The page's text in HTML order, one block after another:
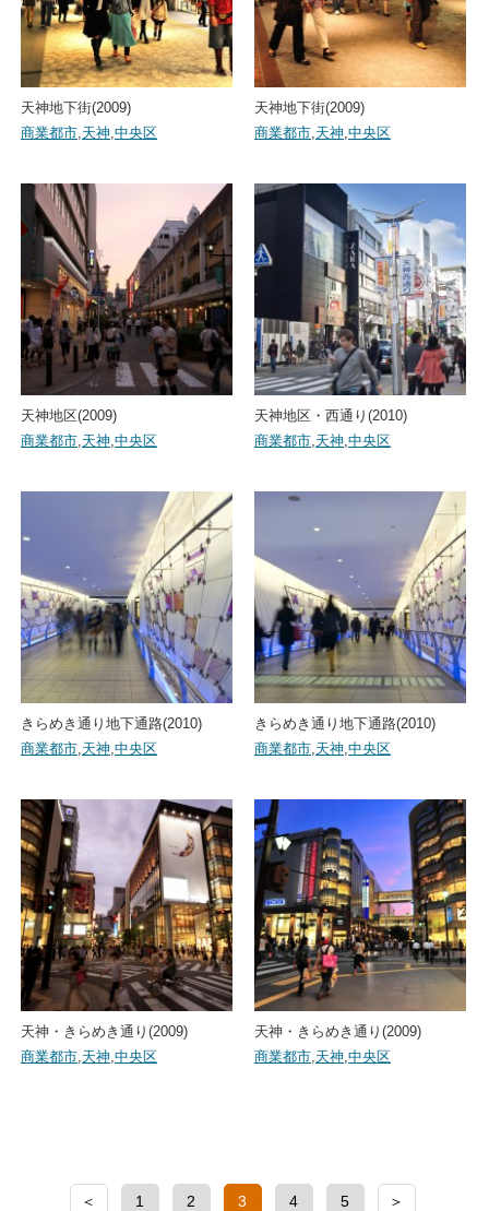
天神地下街(2009)
商業都市,天神,中央区
天神地下街(2009)
商業都市,天神,中央区
天神地区(2009)
商業都市,天神,中央区
天神地区・西通り(2010)
商業都市,天神,中央区
きらめき通り地下通路(2010)
商業都市,天神,中央区
きらめき通り地下通路(2010)
商業都市,天神,中央区
天神・きらめき通り(2009)
商業都市,天神,中央区
天神・きらめき通り(2009)
商業都市,天神,中央区
＜ 1 2 3 4 5 ＞